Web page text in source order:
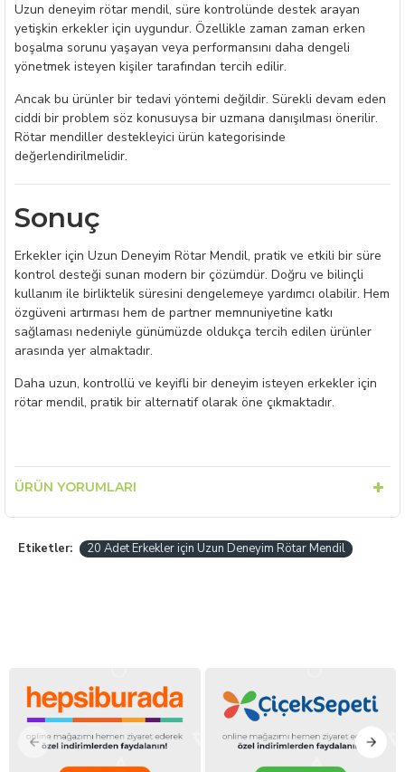
Uzun deneyim rötar mendil, süre kontrolünde destek arayan
yetişkin erkekler için uygundur. Özellikle zaman zaman erken
boşalma sorunu yaşayan veya performansını daha dengeli
yönetmek isteyen kişiler tarafından tercih edilir.
Ancak bu ürünler bir tedavi yöntemi değildir. Sürekli devam eden
ciddi bir problem söz konusuysa bir uzmana danışılması önerilir.
Rötar mendiller destekleyici ürün kategorisinde
değerlendirilmelidir.
Sonuç
Erkekler için Uzun Deneyim Rötar Mendil, pratik ve etkili bir süre
kontrol desteği sunan modern bir çözümdür. Doğru ve bilinçli
kullanım ile birliktelik süresini dengelemeye yardımcı olabilir. Hem
özgüveni artırması hem de partner memnuniyetine katkı
sağlaması nedeniyle günümüzde oldukça tercih edilen ürünler
arasında yer almaktadır.
Daha uzun, kontrollü ve keyifli bir deneyim isteyen erkekler için
rötar mendil, pratik bir alternatif olarak öne çıkmaktadır.
ÜRÜN YORUMLARI
Etiketler: 20 Adet Erkekler için Uzun Deneyim Rötar Mendil